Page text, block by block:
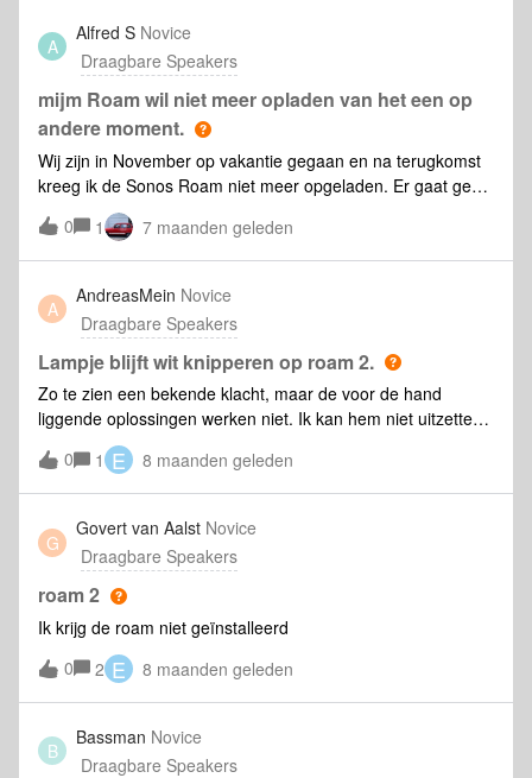
met de opties Speaker of component toevoegen,
Koptelefoon toevoegen, Verbind met bestaand systeem.
nergens kan ik naar de systeeminstellingen
A
Alfred S Novice
Draagbare Speakers
mijm Roam wil niet meer opladen van het een op
andere moment.
Wij zijn in November op vakantie gegaan en na terugkomst
kreeg ik de Sonos Roam niet meer opgeladen. Er gaat geen
enkel lampje branden en ook een reset werkt niet. Wat kan
ik verder nog doen?
0 1 7 maanden geleden
A
AndreasMein Novice
Draagbare Speakers
Lampje blijft wit knipperen op roam 2.
Zo te zien een bekende klacht, maar de voor de hand
liggende oplossingen werken niet. Ik kan hem niet uitzetten
om vervolgens te resetten en de aan/uit knop 15/20
seconden indrukken geeft geen resultaat. Dan gaat even het
oranje lampje aan om vervolgens weer wit te gaan
knipperen. Iemand nog oplossingen?
0 1 E 8 maanden geleden
G
Govert van Aalst Novice
Draagbare Speakers
roam 2
Ik krijg de roam niet geïnstalleerd
0
2 E 8 maanden geleden
B
Bassman Novice
Draagbare Speakers